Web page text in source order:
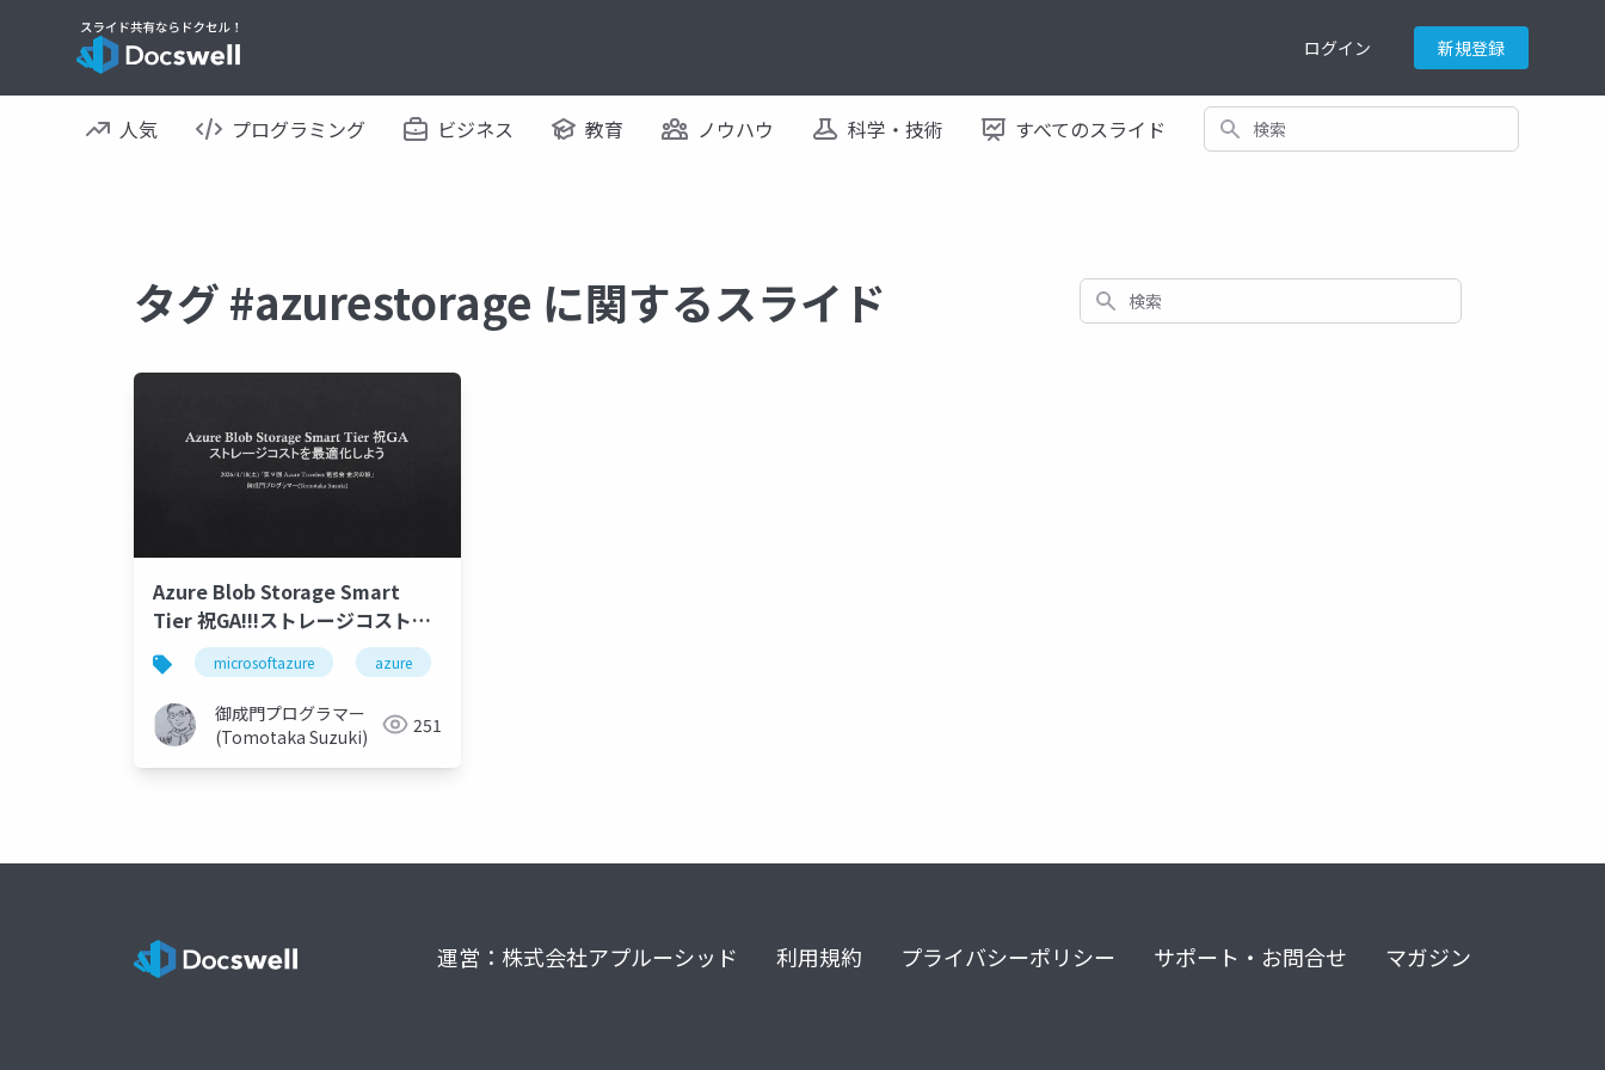
ログイン 新規登録
人気 プログラミング ビジネス 教育 ノウハウ 科学・技術 すべてのスライド 検索
タグ #azurestorage に関するスライド 検索
Azure Blob Storage Smart
Tier 祝GA!!!ストレージコストを
最適化しよう
microsoftazure azure
御成門プログラマー
(Tomotaka Suzuki)
251
運営：株式会社アプルーシッド 利用規約 プライバシーポリシー サポート・お問合せ マガジン